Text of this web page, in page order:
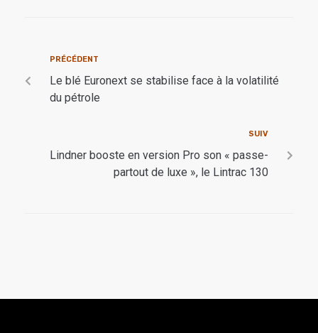
PRÉCÉDENT
Le blé Euronext se stabilise face à la volatilité
du pétrole
SUIV
Lindner booste en version Pro son « passe-
partout de luxe », le Lintrac 130